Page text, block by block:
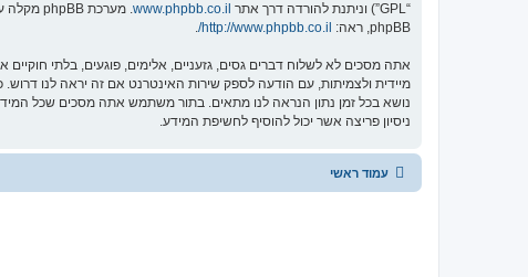
“GPL”) וניתנת להורדה דרך אתר
www.phpbb.co.il
phpBB, ראה:
http://www.phpbb.co.il/
.
אתה מסכים לא לשלוח דברים גסים, גזעניים, אלימים, פוגעים, בלתי
ניסיון פריצה אשר יכול להוסיף לחשיפת המידע.
עמוד ראשי